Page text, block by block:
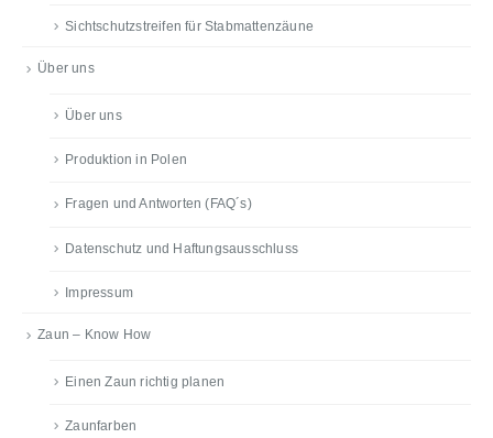
Sichtschutzstreifen für Stabmattenzäune
Über uns
Über uns
Produktion in Polen
Fragen und Antworten (FAQ´s)
Datenschutz und Haftungsausschluss
Impressum
Zaun – Know How
Einen Zaun richtig planen
Zaunfarben